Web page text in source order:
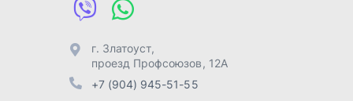
Отправить заявку